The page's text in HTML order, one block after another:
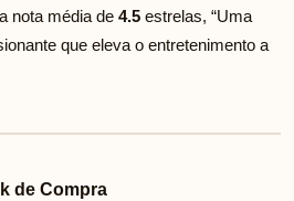
nota média de 4.5 estrelas, “Uma
que eleva o entretenimento a
de Compra